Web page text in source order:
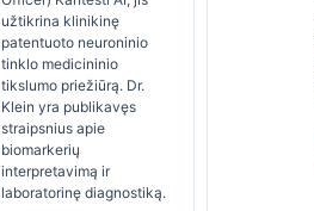
užtikrina klinikinę
patentuoto neuroninio
tinklo medicininio
tikslumo priežiūrą. Dr.
Klein yra publikavęs
straipsnius apie
biomarkerių
interpretavimą ir
laboratorinę diagnostiką.